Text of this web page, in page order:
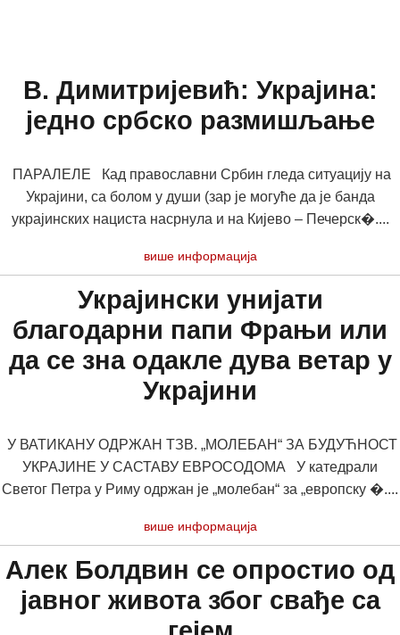
В. Димитријевић: Украјина:
једно србско размишљање
ПАРАЛЕЛЕ Кад православни Србин гледа ситуацију на
Украјини, са болом у души (зар је могуће да је банда
украјинских нациста насрнула и на Кијево – Печерск�....
више информација
Украјински унијати
благодарни папи Фрањи или
да се зна одакле дува ветар у
Украјини
У ВАТИКАНУ ОДРЖАН ТЗВ. „МОЛЕБАН“ ЗА БУДУЋНОСТ
УКРАЈИНЕ У САСТАВУ ЕВРОСОДОМА У катедрали
Светог Петра у Риму одржан је „молебан“ за „европску �....
више информација
Алек Болдвин се опростио од
јавног живота због свађе са